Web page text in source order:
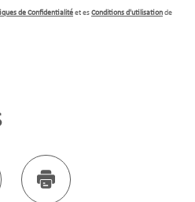
de Confidentialité et es Conditions d'utilisation de
Imprimer